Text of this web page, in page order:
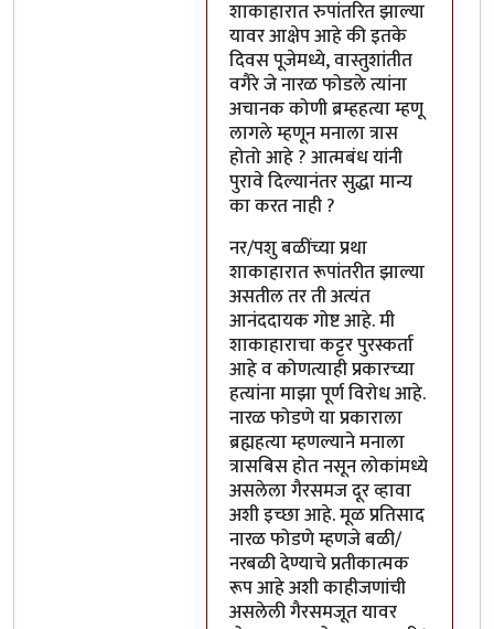
शाकाहारात रुपांतरित झाल्या
यावर आक्षेप आहे की इतके
दिवस पूजेमध्ये, वास्तुशांतीत
वगैरे जे नारळ फोडले त्यांना
अचानक कोणी ब्रम्हहत्या म्हणू
लागले म्हणून मनाला त्रास
होतो आहे ? आत्मबंध यांनी
पुरावे दिल्यानंतर सुद्धा मान्य
का करत नाही ?
नर/पशु बळींच्या प्रथा
शाकाहारात रूपांतरीत झाल्या
असतील तर ती अत्यंत
आनंददायक गोष्ट आहे. मी
शाकाहाराचा कट्टर पुरस्कर्ता
आहे व कोणत्याही प्रकारच्या
हत्यांना माझा पूर्ण विरोध आहे.
नारळ फोडणे या प्रकाराला
ब्रह्महत्या म्हणल्याने मनाला
त्रासबिस होत नसून लोकांमध्ये
असलेला गैरसमज दूर व्हावा
अशी इच्छा आहे. मूळ प्रतिसाद
नारळ फोडणे म्हणजे बळी/
नरबळी देण्याचे प्रतीकात्मक
रूप आहे अशी काहीजणांची
असलेली गैरसमजूत यावर